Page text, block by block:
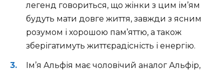
легенд говориться, що жінки з цим ім’ям
будуть мати довге життя, завжди з ясним
розумом і хорошою пам’яттю, а також
зберігатимуть життєрадісність і енергію.
Ім’я Альфія має чоловічий аналог Альфір,